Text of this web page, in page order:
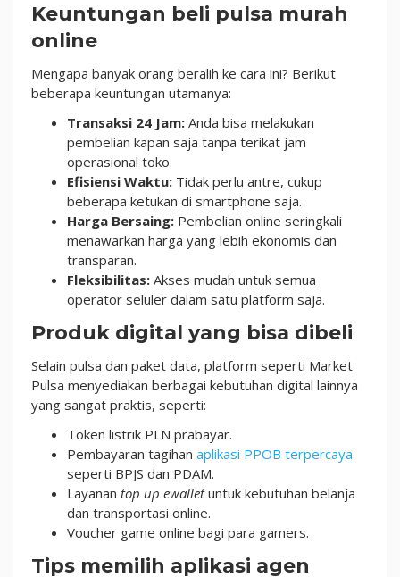
Keuntungan beli pulsa murah
online
Mengapa banyak orang beralih ke cara ini? Berikut
beberapa keuntungan utamanya:
Transaksi 24 Jam: Anda bisa melakukan
pembelian kapan saja tanpa terikat jam
operasional toko.
Efisiensi Waktu: Tidak perlu antre, cukup
beberapa ketukan di smartphone saja.
Harga Bersaing: Pembelian online seringkali
menawarkan harga yang lebih ekonomis dan
transparan.
Fleksibilitas: Akses mudah untuk semua
operator seluler dalam satu platform saja.
Produk digital yang bisa dibeli
Selain pulsa dan paket data, platform seperti Market
Pulsa menyediakan berbagai kebutuhan digital lainnya
yang sangat praktis, seperti:
Token listrik PLN prabayar.
Pembayaran tagihan aplikasi PPOB terpercaya
seperti BPJS dan PDAM.
Layanan top up ewalletuntuk kebutuhan belanja
dan transportasi online.
Voucher game online bagi para gamers.
Tips memilih aplikasi agen